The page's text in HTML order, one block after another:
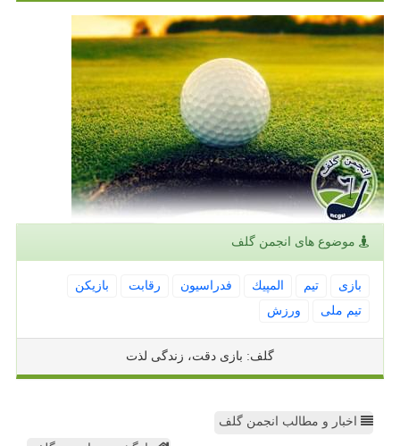
موضوع های انجمن گلف
بازی تیم المپیك فدراسیون رقابت
بازیكن
تیم ملی
ورزش
گلف: بازی دقت، زندگی لذت
اخبار و مطالب انجمن گلف